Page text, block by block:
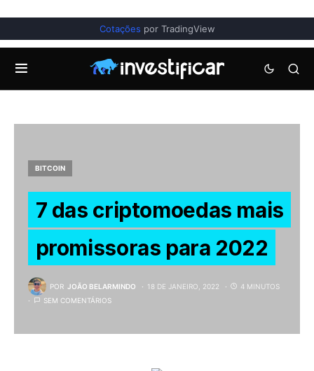
Cotações por TradingView
BITCOIN
7 das criptomoedas mais
promissoras para 2022
POR JOÃO BELARMINDO 18 DE JANEIRO, 2022
4 MINUTOS
SEM COMENTÁRIOS